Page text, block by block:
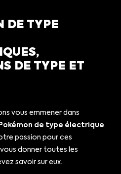
DE TYPE
DE TYPE ET
vous emmener dans
de type électrique.
passion pour ces
donner toutes les
savoir sur eux.